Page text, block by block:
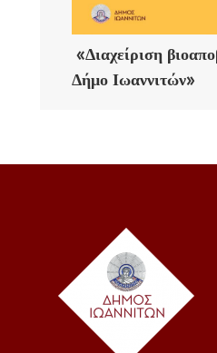
«Διαχείριση
Δήμο Ιωαννιτών»